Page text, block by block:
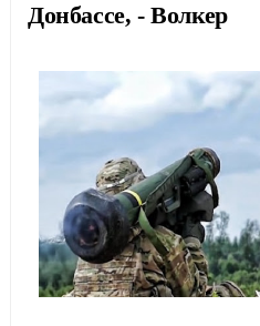
Донбассе, - Волкер